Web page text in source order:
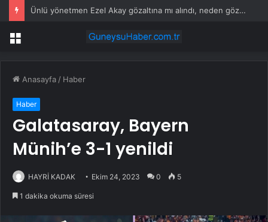
Ünlü yönetmen Ezel Akay gözaltına mı alındı, neden gözaltına alındı? Son dakika… Ezel Akay kimdir, filmleri, dizileri hangileri?
Menü
Anasayfa / Haber
Haber
Galatasaray, Bayern
Münih’e 3-1 yenildi
HAYRİ KADAK Ekim 24, 2023 0 5
1 dakika okuma süresi